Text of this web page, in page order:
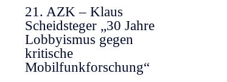
21. AZK – Klaus
Scheidsteger „30 Jahre
Lobbyismus gegen
kritische
Mobilfunkforschung“